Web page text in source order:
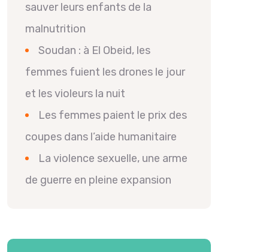
sauver leurs enfants de la
malnutrition
Soudan : à El Obeid, les
femmes fuient les drones le jour
et les violeurs la nuit
Les femmes paient le prix des
coupes dans l’aide humanitaire
La violence sexuelle, une arme
de guerre en pleine expansion